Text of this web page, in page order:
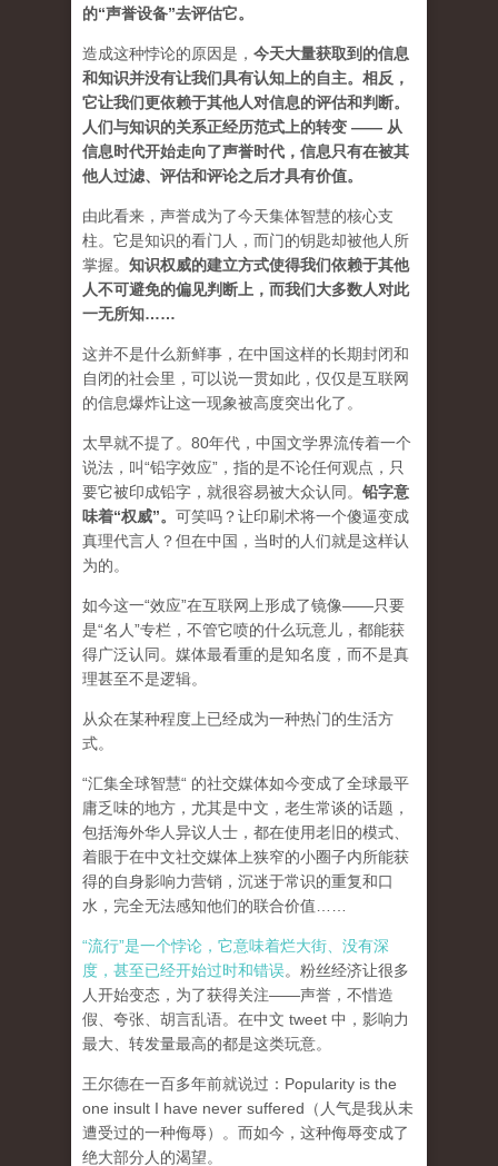
的“声誉设备”去评估它。
造成这种悖论的原因是， 今天大量获取到的信息
和知识并没有让我们具有认知上的自主。相反，
它让我们更依赖于其他人对信息的评估和判断。
人们与知识的关系正经历范式上的转变 —— 从
信息时代开始走向了声誉时代，信息只有在被其
他人过滤、评估和评论之后才具有价值。
由此看来，声誉成为了今天集体智慧的核心支
柱。它是知识的看门人，而门的钥匙却被他人所
掌握。 知识权威的建立方式使得我们依赖于其他
人不可避免的偏见判断上，而我们大多数人对此
一无所知……
这并不是什么新鲜事，在中国这样的长期封闭和
自闭的社会里，可以说一贯如此，仅仅是互联网
的信息爆炸让这一现象被高度突出化了。
太早就不提了。80年代，中国文学界流传着一个
说法，叫“铅字效应”，指的是不论任何观点，只
要它被印成铅字，就很容易被大众认同。 铅字意
味着“权威”。 可笑吗？让印刷术将一个傻逼变成
真理代言人？但在中国，当时的人们就是这样认
为的。
如今这一“效应”在互联网上形成了镜像——只要
是“名人”专栏，不管它喷的什么玩意儿，都能获
得广泛认同。媒体最看重的是知名度，而不是真
理甚至不是逻辑。
从众在某种程度上已经成为一种热门的生活方
式。
“汇集全球智慧“ 的社交媒体如今变成了全球最平
庸乏味的地方，尤其是中文，老生常谈的话题，
包括海外华人异议人士，都在使用老旧的模式、
着眼于在中文社交媒体上狭窄的小圈子内所能获
得的自身影响力营销，沉迷于常识的重复和口
水，完全无法感知他们的联合价值……
“流行”是一个悖论，它意味着烂大街、没有深
度，甚至已经开始过时和错误。粉丝经济让很多
人开始变态，为了获得关注——声誉，不惜造
假、夸张、胡言乱语。在中文 tweet 中，影响力
最大、转发量最高的都是这类玩意。
王尔德在一百多年前就说过：Popularity is the
one insult I have never suffered（人气是我从未
遭受过的一种侮辱）。而如今，这种侮辱变成了
绝大部分人的渴望。